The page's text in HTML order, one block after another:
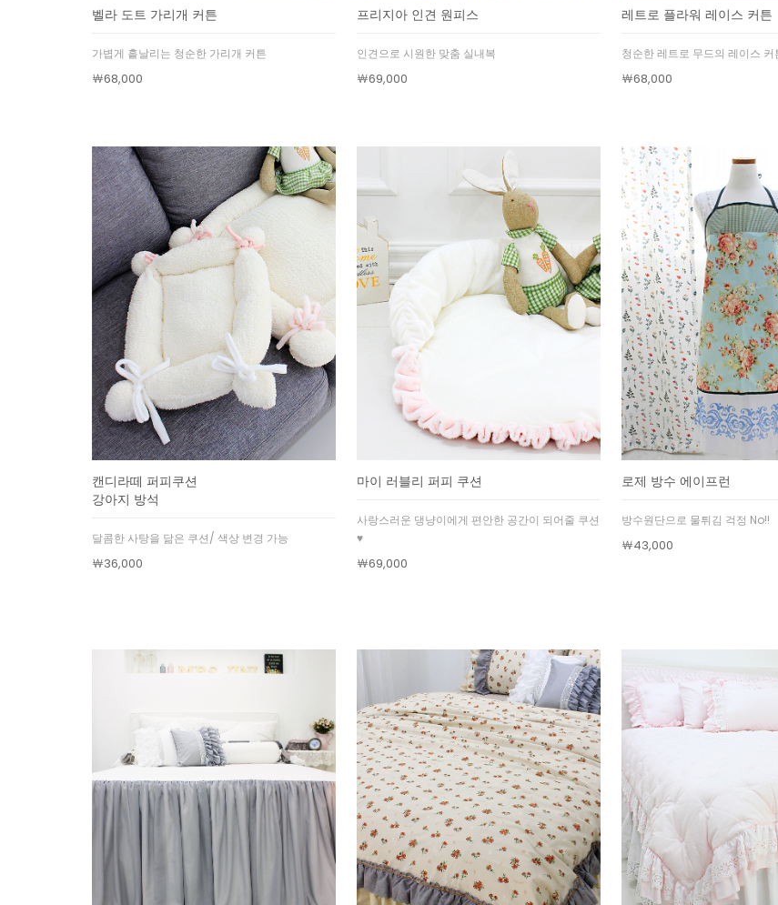
벨라 도트 가리개 커튼
가볍게 흩날리는 청순한 가리개 커튼
￦68,000
프리지아 인견 원피스
인견으로 시원한 맞춤 실내복
￦69,000
레트로 플라워 레이스 커튼
청순한 레트로 무드의 레이스 커
￦68,000
캔디라떼 퍼피쿠션
강아지 방석
달콤한 사탕을 닮은 쿠션/ 색상 변경 가능
￦36,000
마이 러블리 퍼피 쿠션
사랑스러운 댕냥이에게 편안한 공간이 되어줄 쿠션
♥
￦69,000
로제 방수 에이프런
방수원단으로 물튀김 걱정 No!!
￦43,000